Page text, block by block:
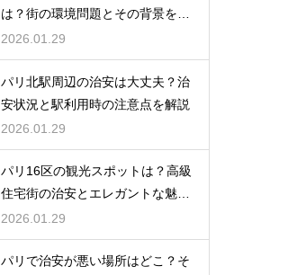
は？街の環境問題とその背景を解
説
2026.01.29
パリ北駅周辺の治安は大丈夫？治
安状況と駅利用時の注意点を解説
2026.01.29
パリ16区の観光スポットは？高級
住宅街の治安とエレガントな魅力
を紹介
2026.01.29
パリで治安が悪い場所はどこ？そ